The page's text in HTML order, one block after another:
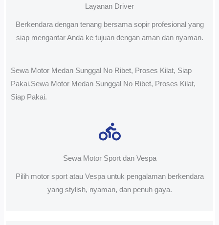
Layanan Driver
Berkendara dengan tenang bersama sopir profesional yang
siap mengantar Anda ke tujuan dengan aman dan nyaman.
Sewa Motor Medan Sunggal No Ribet, Proses Kilat, Siap
Pakai.Sewa Motor Medan Sunggal No Ribet, Proses Kilat,
Siap Pakai.
Sewa Motor Sport dan Vespa
Pilih motor sport atau Vespa untuk pengalaman berkendara
yang stylish, nyaman, dan penuh gaya.